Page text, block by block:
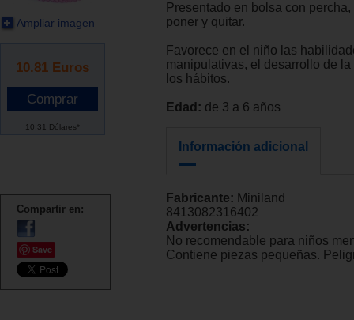
Ampliar imagen
10.81 Euros
10.31 Dólares*
Compartir en:
Save
Presentado en bolsa con
poner y quitar.
Favorece en el niño las
manipulativas, el desarrollo de
los hábitos.
Edad: de 3 a 6 años
Información adicional
Fabricante: Miniland
8413082316402
Advertencias:
No recomendable para niños
Contiene piezas pequeñas.